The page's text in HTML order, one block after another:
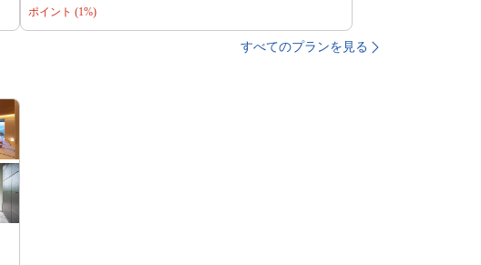
ポイント (1%)
すべてのプランを見る